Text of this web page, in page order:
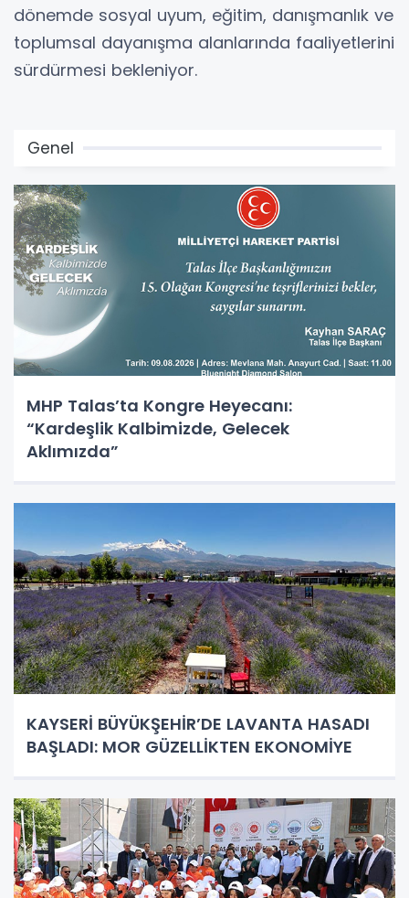
dönemde sosyal uyum, eğitim, danışmanlık ve
toplumsal dayanışma alanlarında faaliyetlerini
sürdürmesi bekleniyor.
Genel
MHP Talas’ta Kongre Heyecanı:
“Kardeşlik Kalbimizde, Gelecek
Aklımızda”
KAYSERİ BÜYÜKŞEHİR’DE LAVANTA HASADI
BAŞLADI: MOR GÜZELLİKTEN EKONOMİYE